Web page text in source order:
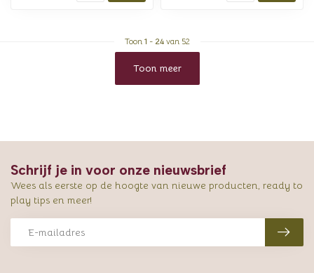
Toon 1 - 24van 52
Toon meer
Schrijf je in voor onze nieuwsbrief
Wees als eerste op de hoogte van nieuwe producten, ready to
play tips en meer!